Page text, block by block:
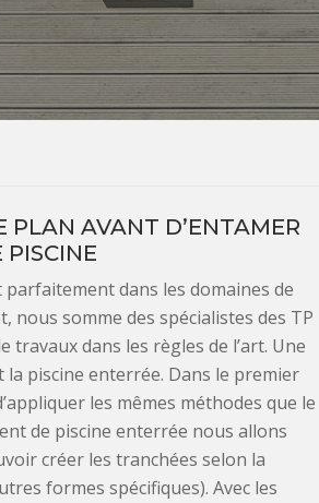
AVANT D’ENTAMER
PISCINE
dans les domaines de
nous somme des spécialistes des TP
dans les règles de l’art. Une
piscine enterrée. Dans le premier
les mêmes méthodes que le
de piscine enterrée nous allons
créer les tranchées selon la
formes spécifiques). Avec les